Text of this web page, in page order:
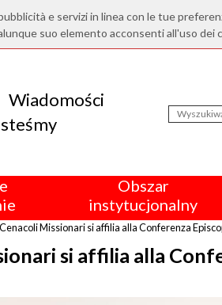
e servizi in linea con le tue
suo elemento acconsenti all'uso dei
Wiadomości
Obszar
instytucjonalny
Missionari si affilia alla Conferenza
si affilia alla